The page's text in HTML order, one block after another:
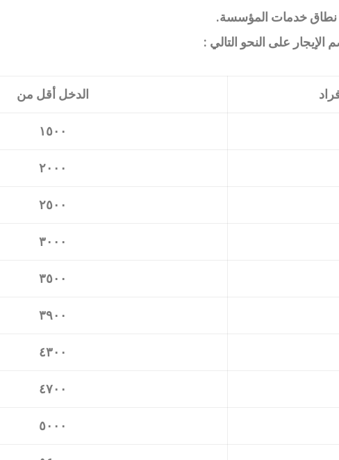
نطاق خدمات المؤسسة.
الدخل أقل من
١٥٠٠
٢٠٠٠
٢٥٠٠
٣٠٠٠
٣٥٠٠
٣٩٠٠
٤٣٠٠
٤٧٠٠
٥٠٠٠